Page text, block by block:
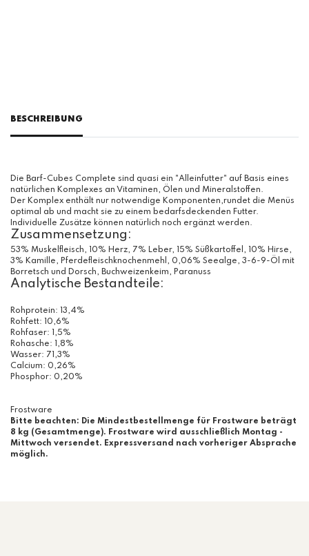
BESCHREIBUNG
Die Barf-Cubes Complete sind quasi ein "Alleinfutter" auf Basis eines
natürlichen Komplexes an Vitaminen, Ölen und Mineralstoffen.
Der Komplex enthält nur notwendige Komponenten,rundet die Menüs
optimal ab und macht sie zu einem bedarfsdeckenden Futter.
Individuelle Zusätze können natürlich noch ergänzt werden.
Zusammensetzung:
53% Muskelfleisch, 10% Herz, 7% Leber, 15% Süßkartoffel, 10% Hirse,
3% Kamille, Pferdefleischknochenmehl, 0,06% Seealge, 3-6-9-Öl mit
Borretsch und Dorsch, Buchweizenkeim, Paranuss
Analytische Bestandteile:
Rohprotein: 13,4%
Rohfett: 10,6%
Rohfaser: 1,5%
Rohasche: 1,8%
Wasser: 71,3%
Calcium: 0,26%
Phosphor: 0,20%
Frostware
Bitte beachten: Die Mindestbestellmenge für Frostware beträgt
8 kg (Gesamtmenge). Frostware wird ausschließlich Montag -
Mittwoch versendet. Expressversand nach vorheriger Absprache
möglich.